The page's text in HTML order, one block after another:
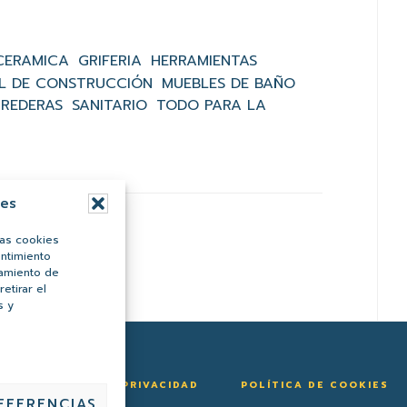
cookies
de
el
y
GRIFERIA HERRAMIENTAS
DE CONSTRUCCIÓN MUEBLES DE BAÑO
SANITARIO TODO PARA LA
POLÍTICA DE PRIVACIDAD POLÍTICA DE COOKIES